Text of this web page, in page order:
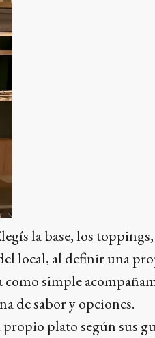
la base, los
local, al definir una
como simple
de sabor y opciones.
propio plato según sus